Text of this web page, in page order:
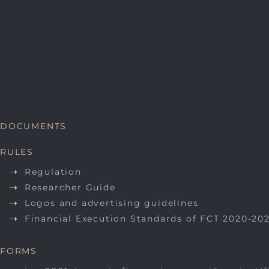
DOCUMENTS
RULES
Regulation
Researcher Guide
Logos and advertising guidelines
Financial Execution Standards of FCT 2020-
FORMS